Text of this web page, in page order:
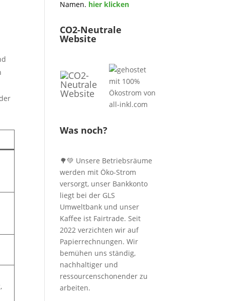
Namen. hier klicken
CO2-Neutrale
Website
Was noch?
🌳💚 Unsere Betriebsräume
werden mit Öko-Strom
versorgt, unser Bankkonto
liegt bei der GLS
Umweltbank und unser
Kaffee ist Fairtrade. Seit
2022 verzichten wir auf
Papierrechnungen. Wir
bemühen uns ständig,
nachhaltiger und
ressourcenschonender zu
arbeiten.